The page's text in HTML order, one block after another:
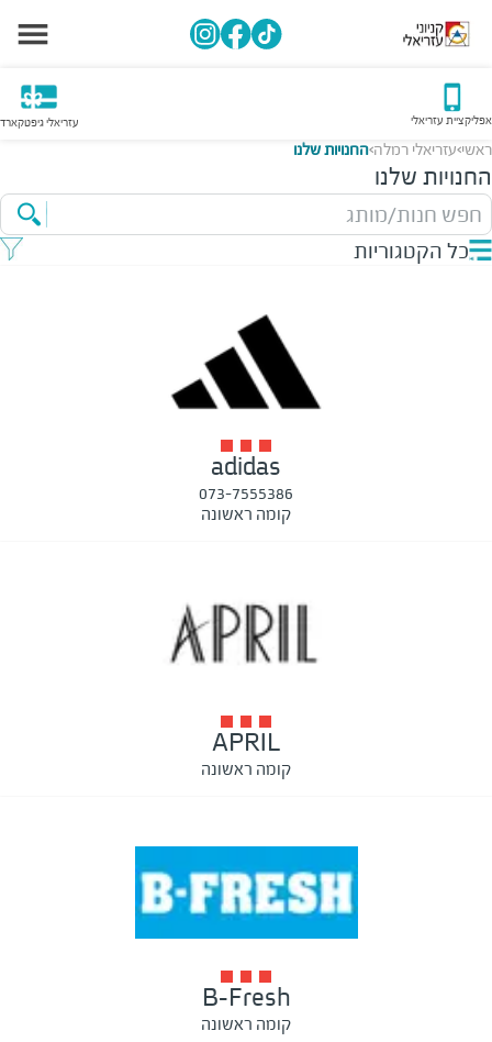
אפליקציית עזריאלי עזריאלי גיפטקארד
ראשי>עזריאלי רמלה>החנויות שלנו
החנויות שלנו
חפש חנות/מותג
כל הקטגוריות
adidas
073-7555386
קומה ראשונה
APRIL
קומה ראשונה
B-Fresh
קומה ראשונה